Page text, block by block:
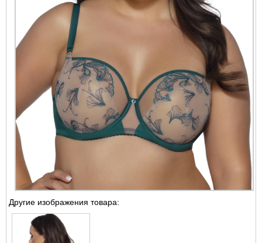
Другие изображения товара: